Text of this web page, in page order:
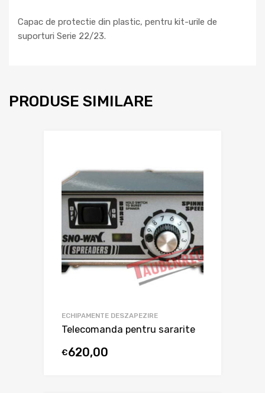
Capac de protectie din plastic, pentru kit-urile de
suporturi Serie 22/23.
PRODUSE SIMILARE
ECHIPAMENTE DESZAPEZIRE
Telecomanda pentru sararite
€620,00